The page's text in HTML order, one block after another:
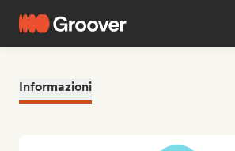
Informazioni